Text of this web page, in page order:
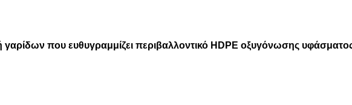
γαρίδων που ευθυγραμμίζει περιβαλλοντικό HDPE οξυγόνωσης